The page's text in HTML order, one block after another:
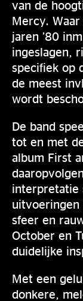
van de
Mercy.
jaren ’80
ingeslagen,
specifiek op
de meest
wordt
De band
tot en met
album First
interpretatie
sfeer en
October en
duidelijke
Met een
donkere,